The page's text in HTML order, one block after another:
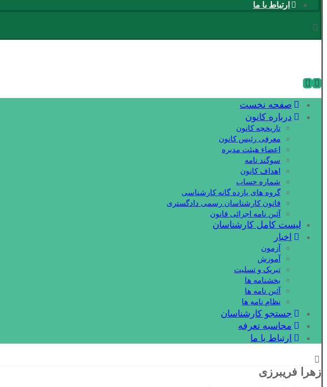
ارتباط با ما
صفحه نخست
درباره کانون
تاریخچه کانون
معرفی رئیس کانون
اعضاء هیئت مدیره
سوگند نامه
اهداف کانون
شماره حساب
گروه های یازده گانه کارشناسی
قانون کارشناسان رسمی دادگستری
آئین نامه اجرائی قانون
لیست کامل کارشناسان
اخبار
آزمون
آموزش
تبریک و تسلیت
بخشنامه ها
آئین نامه ها
نظام نامه ها
جستجو کارشناسان
محاسبه تعرفه
ارتباط با ما
زهرا فریبرزی